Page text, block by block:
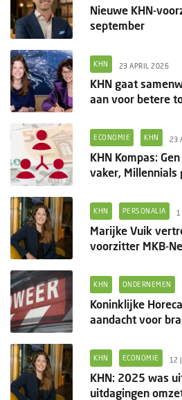
Nieuwe lunchrooms
Columns
Groots ondernemen
Nieuwe KHN-
september
KHN 23 APRIL 2026
KHN gaat
aan voor betere
ECONOMIE KHN 23
KHN Kompas:
vaker, Millennials
KHN PERSONALIA 1
Marijke Vuik
voorzitter MKB-
KHN ONDERNEMEN
Koninklijke
aandacht voor
KHN ECONOMIE 12
KHN: 2025 was
uitdagingen